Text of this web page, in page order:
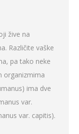
žive na
Različite vaške
pa tako neke
organizmima
ima dve
var.
var. capitis).